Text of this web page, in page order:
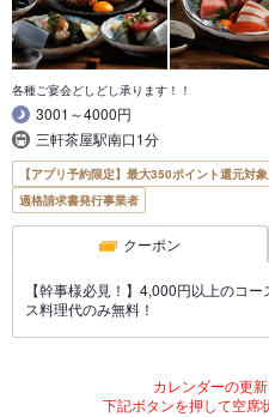
各種ご宴会どしどし承ります！！
3001～4000円
三軒茶屋駅南口1分
【アプリ予約限定】最大350ポイント還元対
適格請求書発行事業者
クーポン
【幹事様必見！】4,000円以上のコ
ス料理代のみ無料！
カレンダーの更新
下記ボタンを押して空席